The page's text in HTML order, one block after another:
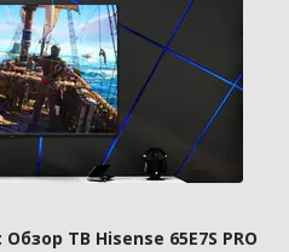
ТВ Hisense 65E7S PRO